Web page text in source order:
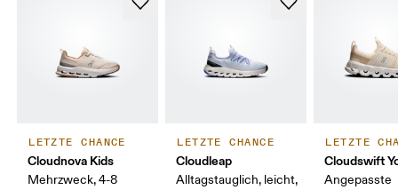
LETZTE CHANCE
Cloudnova Kids
Mehrzweck, 4-8
LETZTE CHANCE
Cloudleap
Alltagstauglich, leicht,
LETZTE
Cloudswift
Angepasste